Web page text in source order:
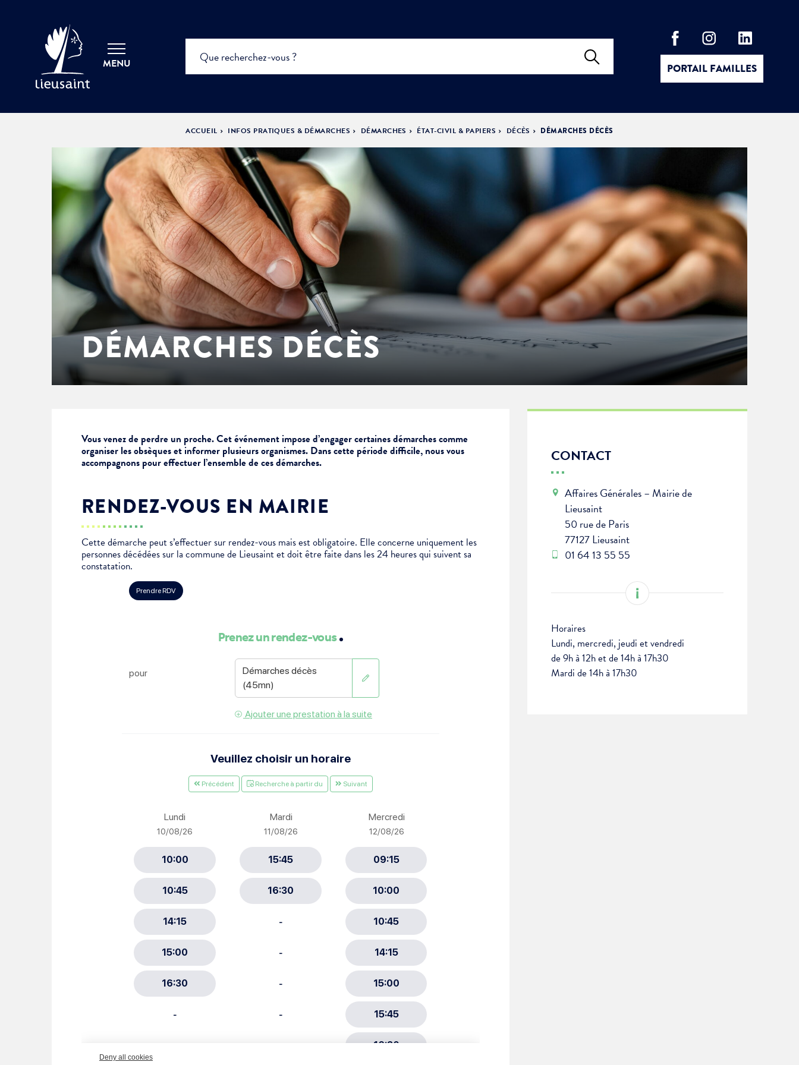
MENU PORTAIL FAMILLES
INFOS
PRATIQUES &
DÉMARCHES
Enfance & jeunesse
Cadre de vie
Culture
Solidarité
Annuaires & carte interactive
Je suis senior
Je suis étudiant
Famille
Logement
État-civil & papiers
Location de salles
Urbanisme
ACTUALITÉS &
ÉVÈNEMENTS
Élus du conseil municipal
Séances du Conseil municipal
Actes administratifs
Ville bienveillante
Ville éducative
Ville écologique
ACCUEIL INFOS PRATIQUES & DÉMARCHES DÉMARCHES ÉTAT-CIVIL & PAPIERS DÉCÈS DÉMARCHES DÉCÈS
DÉMARCHES DÉCÈS
Vous venez de perdre un proche. Cet événement impose d’engager certaines démarches comme
organiser les obsèques et informer plusieurs organismes. Dans cette période difficile, nous vous
accompagnons pour effectuer l’ensemble de ces démarches.
RENDEZ-VOUS EN MAIRIE
Cette démarche peut s’effectuer sur rendez-vous mais est obligatoire. Elle concerne uniquement les
personnes décédées sur la commune de Lieusaint et doit être faite dans les 24 heures qui suivent sa
constatation.
CONTACT
Affaires Générales – Mairie de
Lieusaint
50 rue de Paris
77127 Lieusaint
01 64 13 55 55
Horaires
Lundi, mercredi, jeudi et vendredi
de 9h à 12h et de 14h à 17h30
Mardi de 14h à 17h30